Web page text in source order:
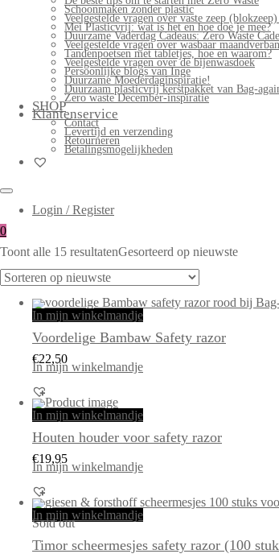
Schoonmaken zonder plastic
Veelgestelde vragen over vaste zeep
Mei Plasticvrij: wat is het en hoe doe je mee?
Duurzame Vaderdag Cadeaus: Zero Waste
Veelgestelde vragen over wasbaar
Tandenpoetsen met tabletjes, hoe en waarom?
Veelgestelde vragen over de bijenwasdoek
Persoonlijke blogs van Inge
Duurzame Moederdaginspiratie!
Duurzaam plasticvrij kerstpakket van Bag-
Zero waste December-inspiratie
SHOP
Klantenservice
Contact
Levertijd en verzending
Retourneren
Betalingsmogelijkheden
Login / Register
0
Toont alle 15 resultatenGesorteerd op nieuwste
In mijn winkelmandje
Voordelige Bambaw Safety razor
€22,50
In mijn winkelmandje
In mijn winkelmandje
Houten houder voor safety razor
€19,95
In mijn winkelmandje
In mijn winkelmandje
Sold out
Timor scheermesjes safety razor (100